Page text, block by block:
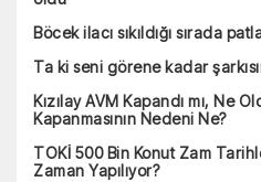
Böcek ilacı sıkıldığı sırada
Ta ki seni görene kadar
Kızılay AVM Kapandı mı, Ne
Kapanmasının Nedeni Ne?
TOKİ 500 Bin Konut Zam
Zaman Yapılıyor?